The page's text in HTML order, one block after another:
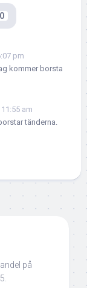
0
pm
kommer borsta
am
tänderna.
på